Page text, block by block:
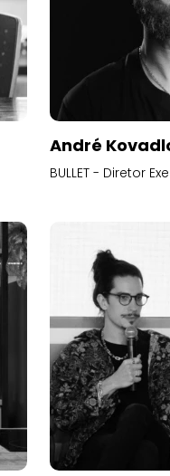
André
BULLET - Diretor